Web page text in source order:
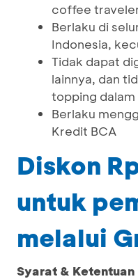
coffee
Berlaku di
Indonesia,
Tidak dapat
lainnya, dan
topping dalam
Berlaku
Kredit BCA
Diskon
untuk
melalui
Syarat & Ketentuan